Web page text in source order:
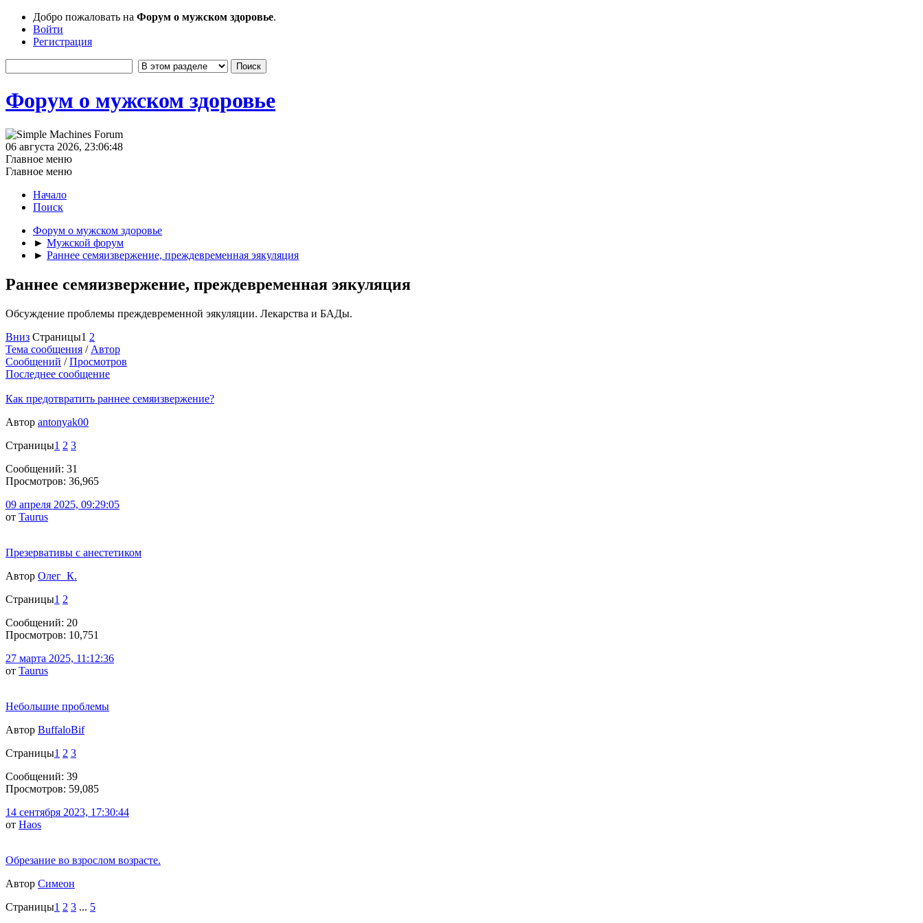
Добро пожаловать на Форум о мужском здоровье.
Войти
Регистрация
Форум о мужском здоровье
06 августа 2026, 23:06:48
Главное меню
Главное меню
Начало
Поиск
Форум о мужском здоровье
► Мужской форум
► Раннее семяизвержение, преждевременная эякуляция
Раннее семяизвержение, преждевременная эякуляция
Обсуждение проблемы преждевременной эякуляции. Лекарства и БАДы.
Вниз Страницы1 2
Тема сообщения / Автор
Сообщений /Просмотров
Последнее сообщение
Как предотвратить раннее семяизвержение?
Автор antonyak00
Страницы1 2 3
Сообщений: 31
Просмотров: 36,965
09 апреля 2025, 09:29:05
от Taurus
Презервативы с анестетиком
Автор Олег_К.
Страницы1 2
Сообщений: 20
Просмотров: 10,751
27 марта 2025, 11:12:36
от Taurus
Небольшие проблемы
Автор BuffaloBif
Страницы1 2 3
Сообщений: 39
Просмотров: 59,085
14 сентября 2023, 17:30:44
от Haos
Обрезание во взрослом возрасте.
Автор Симеон
Страницы1 2 3 ... 5